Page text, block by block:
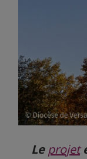
Le projet